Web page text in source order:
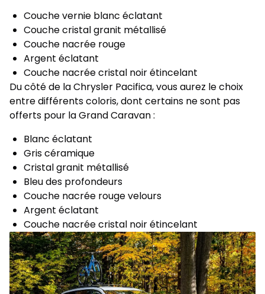
Couche vernie blanc éclatant
Couche cristal granit métallisé
Couche nacrée rouge
Argent éclatant
Couche nacrée cristal noir étincelant
Du côté de la Chrysler Pacifica, vous aurez le choix
entre différents coloris, dont certains ne sont pas
offerts pour la Grand Caravan :
Blanc éclatant
Gris céramique
Cristal granit métallisé
Bleu des profondeurs
Couche nacrée rouge velours
Argent éclatant
Couche nacrée cristal noir étincelant